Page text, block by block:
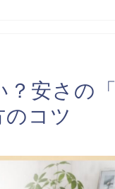
安さの
コツ